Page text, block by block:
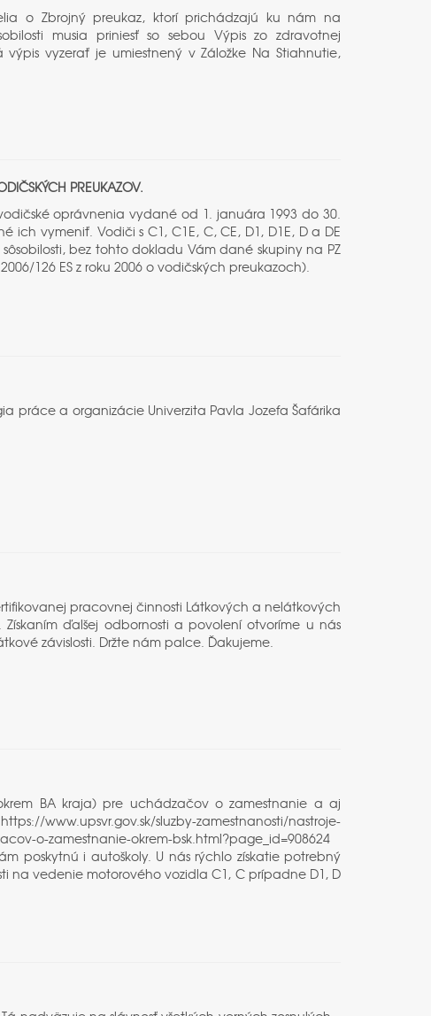
o Zbrojný preukaz, ktorí prichádzajú ku nám na
musia priniesť so sebou Výpis zo zdravotnej
vyzerať je umiestnený v Záložke Na Stiahnutie,
PREUKAZOV.
oprávnenia vydané od 1. januára 1993 do 30.
vymeniť. Vodiči s C1, C1E, C, CE, D1, D1E, D a DE
bez tohto dokladu Vám dané skupiny na PZ
126 ES z roku 2006 o vodičských preukazoch).
práce a organizácie Univerzita Pavla Jozefa Šafárika
pracovnej činnosti Látkových a nelátkových
Získaním ďalšej odbornosti a povolení otvoríme u nás
závislosti. Držte nám palce. Ďakujeme.
BA kraja) pre uchádzačov o zamestnanie a aj
www.upsvr.gov.sk/sluzby-zamestnanosti/nastroje-
o-zamestnanie-okrem-bsk.html?page_id=908624
poskytnú i autoškoly. U nás rýchlo získatie potrebný
na vedenie motorového vozidla C1, C prípadne D1, D